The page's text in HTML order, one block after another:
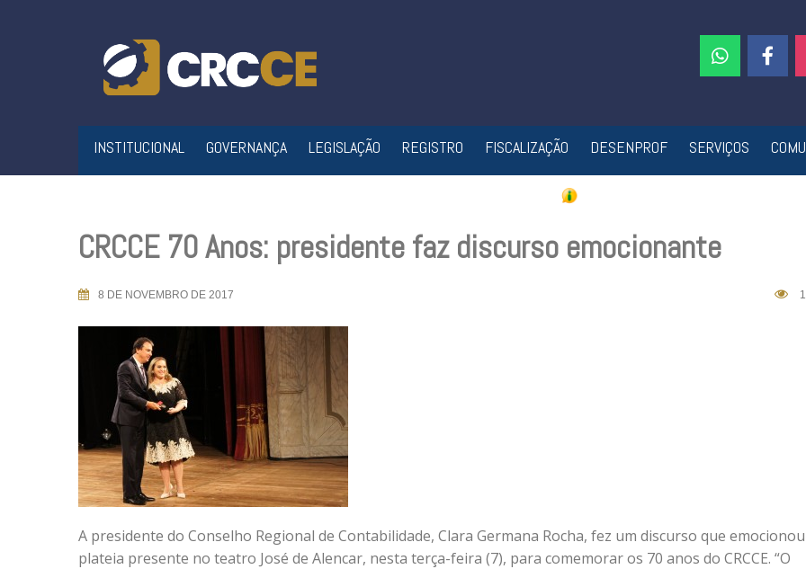
INSTITUCIONAL GOVERNANÇA LEGISLAÇÃO REGISTRO FISCALIZAÇÃO DESENPROF SERVIÇOS
CRCCE 70 Anos: presidente faz discurso emocionante
8 DE NOVEMBRO DE 2017
A presidente do Conselho Regional de Contabilidade, Clara Germana Rocha, fez um discurso que
plateia presente no teatro José de Alencar, nesta terça-feira (7), para comemorar os 70 anos do CRCCE. “O